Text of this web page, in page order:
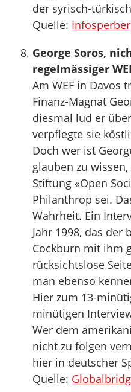
der syrisch-
Quelle: Infosperber
George Soros,
regelmässiger
Am WEF in Davos
Finanz-Magnat
diesmal lud er
verpflegte sie
Doch wer ist
glauben zu
Stiftung «Open
Philanthrop sei.
Wahrheit. Ein
Jahr 1998, das der
Cockburn mit ihm
rücksichtslose
man ebenso
Hier zum 13-
minütigen
Wer dem
nicht zu folgen
hier in deutscher
Quelle: